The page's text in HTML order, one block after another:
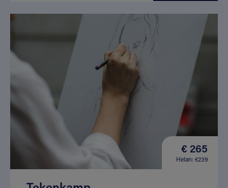
€ 265
Helan: €239